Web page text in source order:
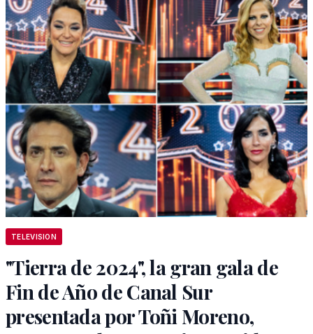
TELEVISION
"Tierra de 2024", la gran gala de
Fin de Año de Canal Sur
presentada por Toñi Moreno,